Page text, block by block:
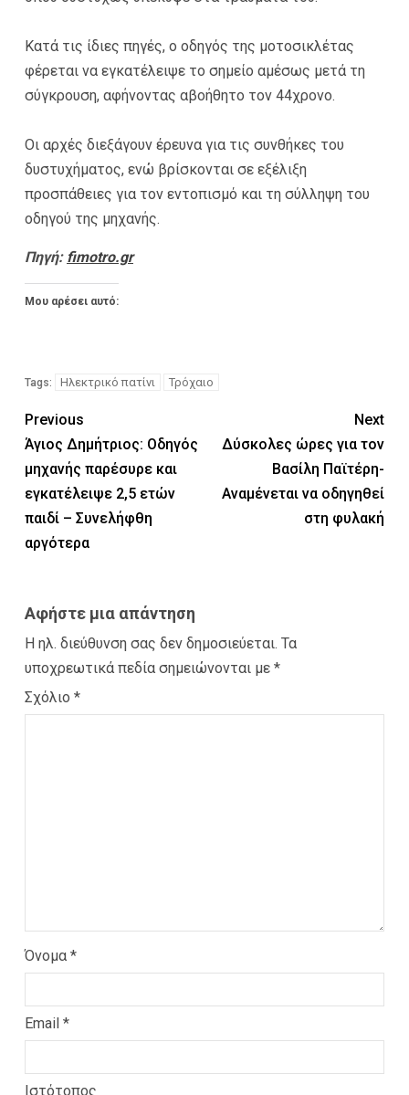
Κατά τις ίδιες πηγές, ο οδηγός της μοτοσικλέτας
φέρεται να εγκατέλειψε το σημείο αμέσως μετά τη
σύγκρουση, αφήνοντας αβοήθητο τον 44χρονο.
Οι αρχές διεξάγουν έρευνα για τις συνθήκες του
δυστυχήματος, ενώ βρίσκονται σε εξέλιξη
προσπάθειες για τον εντοπισμό και τη σύλληψη του
οδηγού της μηχανής.
Πηγή: fimotro.gr
Μου αρέσει αυτό:
Tags: Ηλεκτρικό πατίνι Τρόχαιο
Previous
Άγιος Δημήτριος: Οδηγός
μηχανής παρέσυρε και
εγκατέλειψε 2,5 ετών
παιδί – Συνελήφθη
αργότερα
Next
Δύσκολες ώρες για τον
Βασίλη Παϊτέρη-
Αναμένεται να οδηγηθεί
στη φυλακή
Αφήστε μια απάντηση
Η ηλ. διεύθυνση σας δεν δημοσιεύεται. Τα
υποχρεωτικά πεδία σημειώνονται με *
Σχόλιο *
Όνομα *
Email *
Ιστότοπος